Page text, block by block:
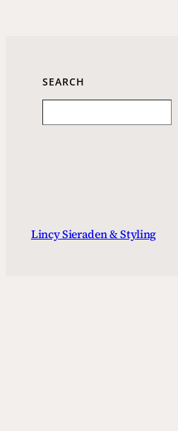
SEARCH
Lincy Sieraden & Styling